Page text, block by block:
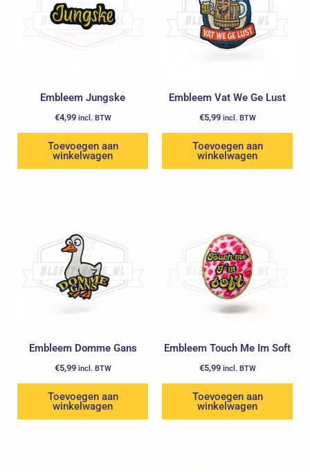
Embleem Jungske
€4,99 incl. BTW
Toevoegen aan
winkelwagen
Embleem Vat We Ge Lust
€5,99 incl. BTW
Toevoegen aan
winkelwagen
Embleem Domme Gans
€5,99 incl. BTW
Toevoegen aan
winkelwagen
Embleem Touch Me Im Soft
€5,99 incl. BTW
Toevoegen aan
winkelwagen